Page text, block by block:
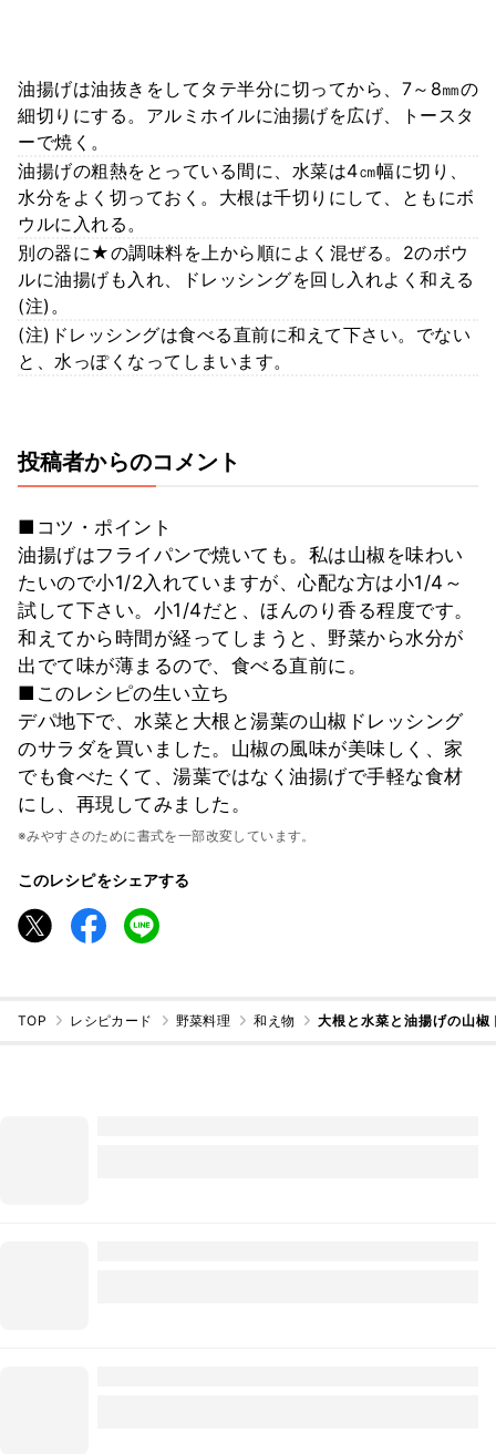
油揚げは油抜きをしてタテ半分に切ってから、7～8㎜の
細切りにする。アルミホイルに油揚げを広げ、トースタ
ーで焼く。
油揚げの粗熱をとっている間に、水菜は4㎝幅に切り、
水分をよく切っておく。大根は千切りにして、ともにボ
ウルに入れる。
別の器に★の調味料を上から順によく混ぜる。2のボウ
ルに油揚げも入れ、ドレッシングを回し入れよく和える
(注)。
(注)ドレッシングは食べる直前に和えて下さい。でない
と、水っぽくなってしまいます。
投稿者からのコメント
■コツ・ポイント
油揚げはフライパンで焼いても。私は山椒を味わい
たいので小1/2入れていますが、心配な方は小1/4～
試して下さい。小1/4だと、ほんのり香る程度です。
和えてから時間が経ってしまうと、野菜から水分が
出でて味が薄まるので、食べる直前に。
■このレシピの生い立ち
デパ地下で、水菜と大根と湯葉の山椒ドレッシング
のサラダを買いました。山椒の風味が美味しく、家
でも食べたくて、湯葉ではなく油揚げで手軽な食材
にし、再現してみました。
※みやすさのために書式を一部改変しています。
このレシピをシェアする
TOP レシピカード 野菜料理 和え物 大根と水菜と油揚げの山